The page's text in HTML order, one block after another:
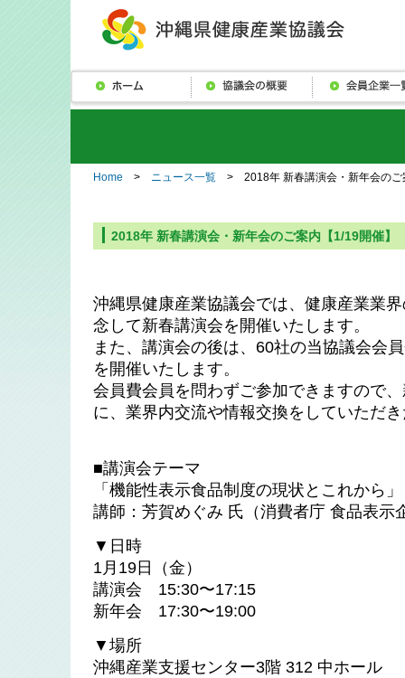
Home > ニュース一覧> 2018年 新春講演会・新年会のご
2018年 新春講演会・新年会のご案内【1/19開催】
沖縄県健康産業協議会では、健康産業業
念して新春講演会を開催いたします。
また、講演会の後は、60社の当協議会会
を開催いたします。
会員費会員を問わずご参加できますので
に、業界内交流や情報交換をしていただ
■講演会テーマ
「機能性表示食品制度の現状とこれから」
講師：芳賀めぐみ 氏（消費者庁 食品表示
▼日時
1月19日（金）
講演会 15:30〜17:15
新年会 17:30〜19:00
▼場所
沖縄産業支援センター3階 312 中ホール